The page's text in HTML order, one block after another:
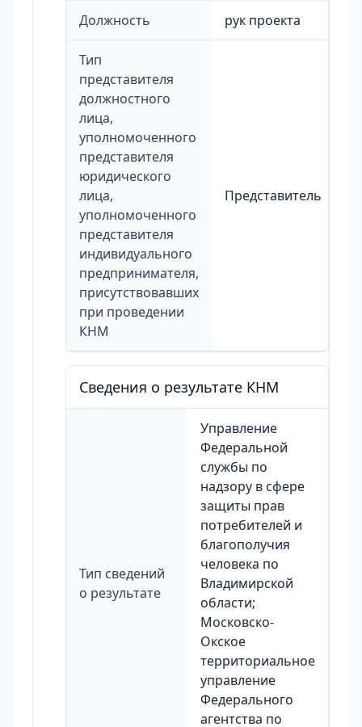
Должность рук проекта
Тип
представителя
должностного
лица,
уполномоченного
представителя
юридического
лица,
уполномоченного
представителя
индивидуального
предпринимателя,
присутствовавших
при проведении
КНМ
Представитель
Сведения о результате КНМ
Тип сведений
о результате
Управление
Федеральной
службы по
надзору в сфере
защиты прав
потребителей и
благополучия
человека по
Владимирской
области;
Московско-
Окское
территориальное
управление
Федерального
агентства по